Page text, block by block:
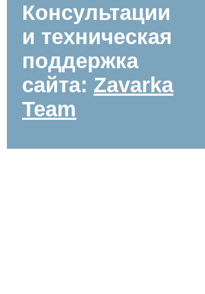
Консультации
и техническая
поддержка
сайта: Zavarka
Team